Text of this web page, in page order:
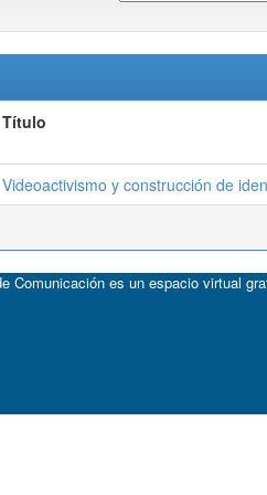
Título
Videoactivismo y construcción de
Comunicación es un espacio virtual